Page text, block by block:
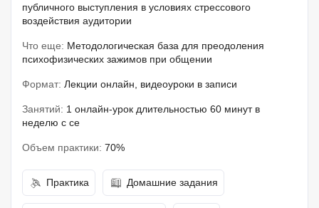
публичного выступления в условиях стрессового
воздействия аудитории
Что еще: Методологическая база для преодоления
психофизических зажимов при общении
Формат: Лекции онлайн, видеоуроки в записи
Занятий: 1 онлайн-урок длительностью 60 минут в
неделю с се
Объем практики: 70%
Практика Домашние задания